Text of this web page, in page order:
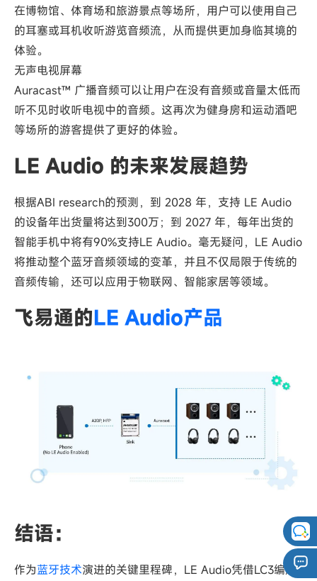
在博物馆、体育场和旅游景点等场所，用户可以使用自己
的耳塞或耳机收听游览音频流，从而提供更加身临其境的
体验。
无声电视屏幕
Auracast™ 广播音频可以让用户在没有音频或音量太低而
听不见时收听电视中的音频。这再次为健身房和运动酒吧
等场所的游客提供了更好的体验。
LE Audio 的未来发展趋势
根据ABI research的预测，到 2028 年，支持 LE Audio
的设备年出货量将达到300万；到 2027 年，每年出货的
智能手机中将有90%支持LE Audio。毫无疑问，LE Audio
将推动整个蓝牙音频领域的变革，并且不仅局限于传统的
音频传输，还可以应用于物联网、智能家居等领域。
飞易通的LE Audio产品
结语：
作为蓝牙技术演进的关键里程碑，LE Audio凭借LC3编解